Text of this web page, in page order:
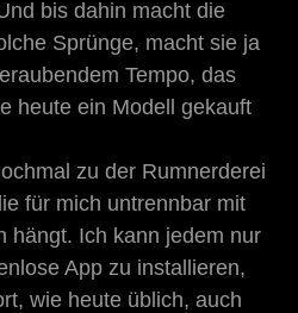
bis dahin macht die
Sprünge, macht sie ja
Tempo, das
heute ein Modell gekauft
zu der Rumnerderei
für mich untrennbar mit
hängt. Ich kann jedem nur
App zu installieren,
wie heute üblich, auch